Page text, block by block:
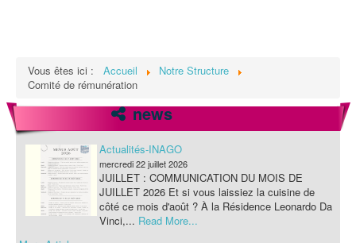
Vous êtes ici : Accueil
Notre Structure
Comité de rémunération
news
Actualités-INAGO
mercredi 22 juillet 2026
JUILLET : COMMUNICATION DU MOIS DE
JUILLET 2026 Et si vous laissiez la cuisine de
côté ce mois d'août ? À la Résidence Leonardo Da
Vinci,... Read More...